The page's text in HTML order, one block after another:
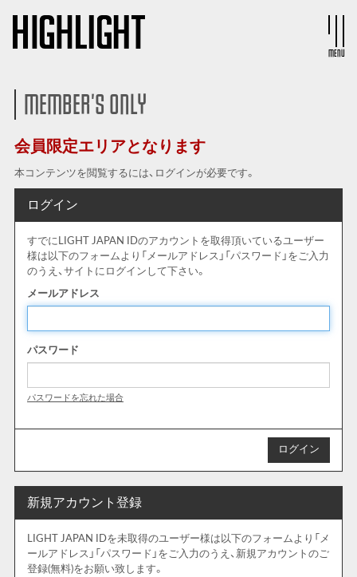
MENU
MEMBER'S ONLY
会員限定エリアとなります
本コンテンツを閲覧するには、ログインが必要です。
ログイン
すでにLIGHT JAPAN IDのアカウントを取得頂いているユーザー
様は以下のフォームより「メールアドレス」「パスワード」をご入力
のうえ、サイトにログインして下さい。
メールアドレス
パスワード
パスワードを忘れた場合
新規アカウント登録
LIGHT JAPAN IDを未取得のユーザー様は以下のフォームより「メ
ールアドレス」「パスワード」をご入力のうえ、新規アカウントのご
登録(無料)をお願い致します。